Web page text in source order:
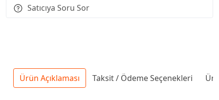
Satıcıya Soru Sor
Ürün Açıklaması Taksit / Ödeme Seçenekleri